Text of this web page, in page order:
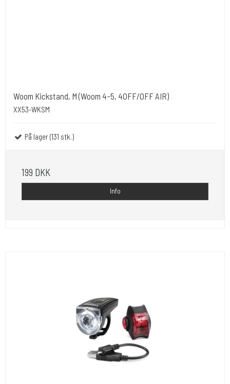
Woom Kickstand, M (Woom 4-5, 4OFF/OFF AIR)
XX53-WKSM
På lager (131 stk.)
199 DKK
Info